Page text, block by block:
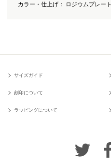
カラー・仕上げ： ロジウムプレート
サイズガイド
刻印について
ラッピングについて